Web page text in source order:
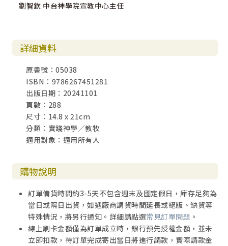
劉智欽 中台神學院宣教中心主任
詳細資料
原書號：05038
ISBN：9786267451281
出版日期：20241101
頁數：288
尺寸：14.8 x 21cm
分類：實踐神學／教牧
適用對象：適用所有人
購物說明
訂單備貨時間約3-5天不包含週末及國定假日，庫存足夠為
當日或隔日出貨，如遇廠商調貨時間延長或絕版、缺貨等
特殊情況，將另行通知。詳細請點選常見訂單問題 。
線上刷卡金額僅為訂單成立時，銀行預先授權金額，並未
立即扣款，待訂單完成寄出當日將進行請款，實際請款金